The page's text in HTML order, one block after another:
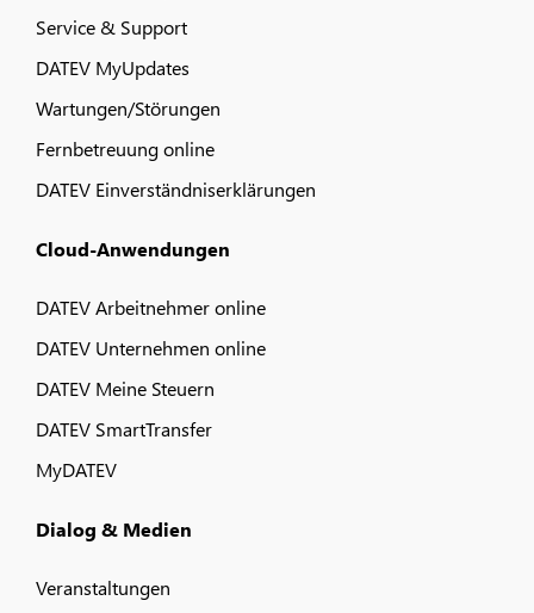
Service & Support
DATEV MyUpdates
Wartungen/Störungen
Fernbetreuung online
DATEV Einverständniserklärungen
Cloud-Anwendungen
DATEV Arbeitnehmer online
DATEV Unternehmen online
DATEV Meine Steuern
DATEV SmartTransfer
MyDATEV
Dialog & Medien
Veranstaltungen